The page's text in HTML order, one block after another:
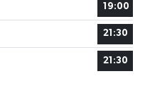
19:00
21:30
21:30